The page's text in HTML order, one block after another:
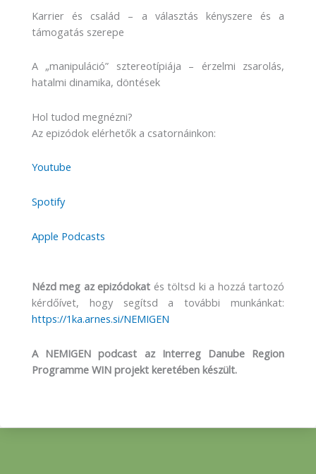
Karrier és család – a választás kényszere és a
támogatás szerepe
A „manipuláció” sztereotípiája – érzelmi zsarolás,
hatalmi dinamika, döntések
Hol tudod megnézni?
Az epizódok elérhetők a csatornáinkon:
Youtube
Spotify
Apple Podcasts
Nézd meg az epizódokat és töltsd ki a hozzá tartozó
kérdőívet, hogy segítsd a további munkánkat:
https://1ka.arnes.si/NEMIGEN
A NEMIGEN podcast az Interreg Danube Region
Programme WIN projekt keretében készült.